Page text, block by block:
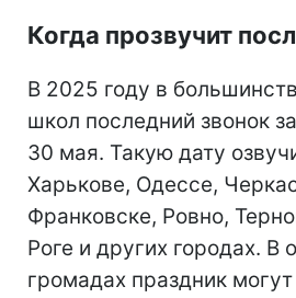
Когда прозвучит
В 2025 году в
школ последний звонок
30 мая. Такую дату
Харькове, Одессе,
Франковске, Ровно,
Роге и других городах. В
громадах праздник